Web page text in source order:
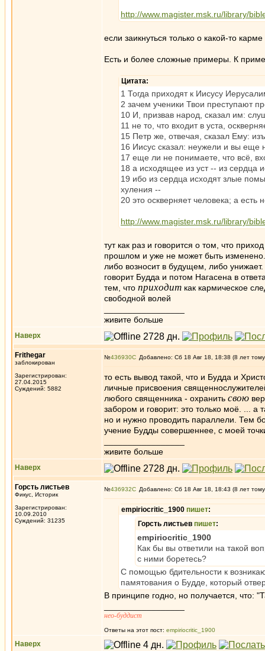
http://www.magister.msk.ru/library/
если заикнуться только о какой-то
Есть и более сложные примеры. К
Цитата:
1 Тогда приходят к Иисусу
2 зачем ученики Твои преступают
10 И, призвав народ, сказал им:
11 не то, что входит в уста,
15 Петр же, отвечая, сказал Ему:
16 Иисус сказал: неужели и вы еще
17 еще ли не понимаете, что всё,
18 а исходящее из уст -- из сердца
19 ибо из сердца исходят злые
хуления --
20 это оскверняет человека; а
http://www.magister.msk.ru/library/
тут как раз и говорится о том, что
прошлом и уже не может быть
либо возносит в будущем, либо
говорит Будда и потом Нагасена в
тем, что приходит как кармическое
свободной волей
живите больше
Наверх
Frithegar
заблокирован
Зарегистрирован:
27.04.2015
Суждений: 5882
№436930 Добавлено: Сб 18 Авг 18, 18:38 (8 лет
то есть вывод такой, что и Будда и
личные присвоения
любого священника - охранить свою
забором и говорит: это только моё. ...
но и нужно проводить параллели. Тем
учение Будды совершеннее, с моей
живите больше
Наверх
Горсть листьев
Фикус, Историк
Зарегистрирован:
10.09.2010
Суждений: 31235
№436932 Добавлено: Сб 18 Авг 18, 18:43 (8 лет
empiriocritic_1900 пишет:
Горсть листьев пишет:
empiriocritic_1900
Как бы вы ответили на такой
с ними боретесь?
С помощью бдительности к
памятования о Будде, который
В принципе годно, но получается, что:
нео-буддист
Ответы на этот пост: empiriocritic_1900
Наверх